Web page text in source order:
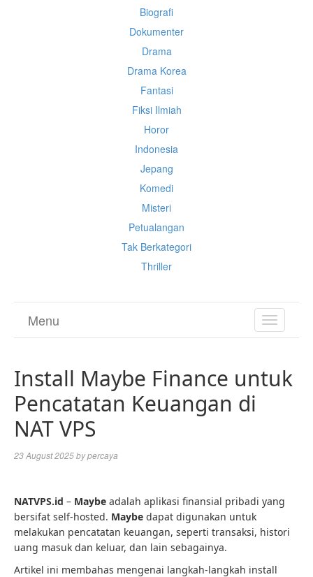
Biografi
Dokumenter
Drama
Drama Korea
Fantasi
Fiksi Ilmiah
Horor
Indonesia
Jepang
Komedi
Misteri
Petualangan
Tak Berkategori
Thriller
TOGGLE
Menu
Install Maybe Finance untuk
Pencatatan Keuangan di
NAT VPS
23 August 2025bypercaya
NATVPS.id – Maybe adalah aplikasi finansial pribadi yang
bersifat self-hosted. Maybe dapat digunakan untuk
melakukan pencatatan keuangan, seperti transaksi, histori
uang masuk dan keluar, dan lain sebagainya.
Artikel ini membahas mengenai langkah-langkah install